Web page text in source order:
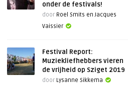
onder de festivals!
door Roel Smits en Jacques
Vaissier
Festival Report:
Muziekliefhebbers vieren
de vrijheid op Sziget 2019
door Lysanne Sikkema